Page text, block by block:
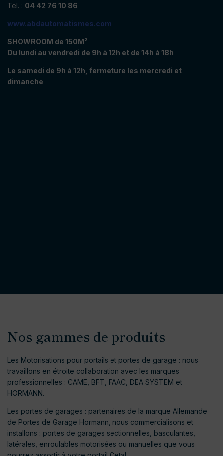
Tel. : 04 42 76 10 86
www.abdautomatismes.com
SHOWROOM de 150M²
Du lundi au vendredi de 9h à 12h et de 14h à 18h
Le samedi de 9h à 12h, fermeture les mercredi et
dimanche
Nos gammes de produits
Les Motorisations pour portails et portes de garage : nous
travaillons en étroite collaboration avec les marques
professionnelles : CAME, BFT, FAAC, DEA SYSTEM et
HORMANN.
Les portes de garages : partenaires de la marque Allemande
de Portes de Garage Hormann, nous commercialisons et
installons : portes de garages sectionnelles, basculantes,
latérales, enroulables motorisées ou manuelles que vous